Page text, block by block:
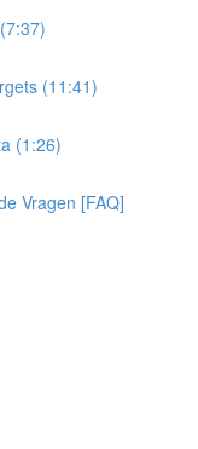
(11:41)
(1:26)
Vragen [FAQ]